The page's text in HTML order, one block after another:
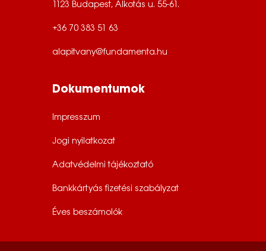
1123 Budapest, Alkotás u. 55-61.
+36 70 383 51 63
alapitvany@fundamenta.hu
Dokumentumok
Impresszum
Jogi nyilatkozat
Adatvédelmi tájékoztató
Bankkártyás fizetési szabályzat
Éves beszámolók